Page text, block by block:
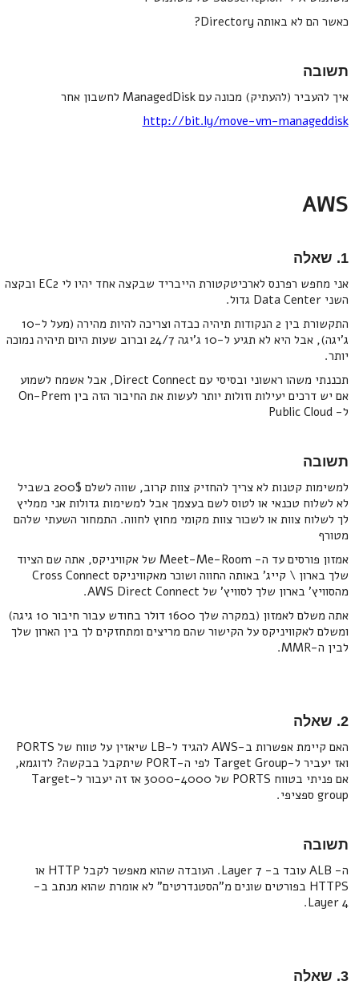
כאשר הם לא באותה Directory?
תשובה
איך להעביר (להעתיק) מכונה עם ManagedDisk לחשבון אחר
http://bit.ly/move-vm-manageddisk
AWS
1. שאלה
אני מחפש רפרנס לארכיטקטורת הייבריד שבקצה אחד יהיו לי EC2 ובקצה
השני Data Center גדול.
התקשורת בין 2 הנקודות תיהיה כבדה וצריכה להיות מהירה (מעל ל-10
ג’יגה), אבל היא לא תגיע ל-10 ג’יגה 24/7 וברוב שעות היום תיהיה נמוכה
יותר.
תכננתי משהו ראשוני ובסיסי עם Direct Connect, אבל אשמח לשמוע
אם יש דרכים יעילות וזולות יותר לעשות את החיבור הזה בין On-Prem
ל- Public Cloud
תשובה
למשימות קטנות לא צריך להחזיק צוות קרוב, שווה לשלם 200$ בשביל
לא לשלוח טכנאי או לטוס לשם בעצמך אבל למשימות גדולות אני ממליץ
לך לשלוח צוות או לשכור צוות מקומי מחוץ לחווה. התמחור השעתי שלהם
מטורף
אמזון פורסים עד ה- Meet-Me-Room של אקוויניקס, אתה שם הציוד
שלך בארון \ קייג' באותה החווה ושוכר מאקוויניקס Cross Connect
מהסוויץ' בארון שלך לסוויץ' של AWS Direct Connect.
אתה משלם לאמזון (במקרה שלך 1600 דולר בחודש עבור חיבור 10 גיגה)
ומשלם לאקוויניקס על הקישור שהם מריצים ומתחזקים לך בין הארון שלך
לבין ה-MMR.
2. שאלה
האם קיימת אפשרות ב-AWS להגיד ל-LB שיאזין על טווח של PORTS
ואז יעביר ל-Target Group לפי ה-PORT שיתקבל בבקשה? לדוגמא,
אם פניתי בטווח PORTS של 3000-4000 אז זה יעבור ל-Target
group ספציפי.
תשובה
ה- ALB עובד ב- Layer 7. העובדה שהוא מאפשר לקבל HTTP או
HTTPS בפורטים שונים מ"הסטנדרטים" לא אומרת שהוא מנתב ב-
Layer 4.
3. שאלה